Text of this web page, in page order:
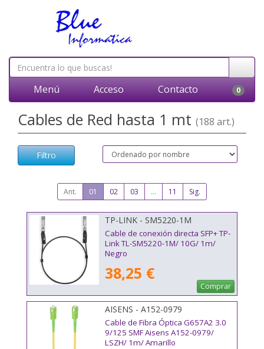
Menú Acceso Contacto 0
Cables de Red hasta 1 mt (188 art.)
Filtro
Ant. 01 02 03 ... 11 Sig.
TP-LINK - SM5220-1M
Cable de conexión directa SFP+ TP-
Link TL-SM5220-1M/ 10G/ 1m/
Negro
38,25 €
Comprar
AISENS - A152-0979
Cable de Fibra Óptica G657A2 3.0
9/125 SMF Aisens A152-0979/
LSZH/ 1m/ Amarillo